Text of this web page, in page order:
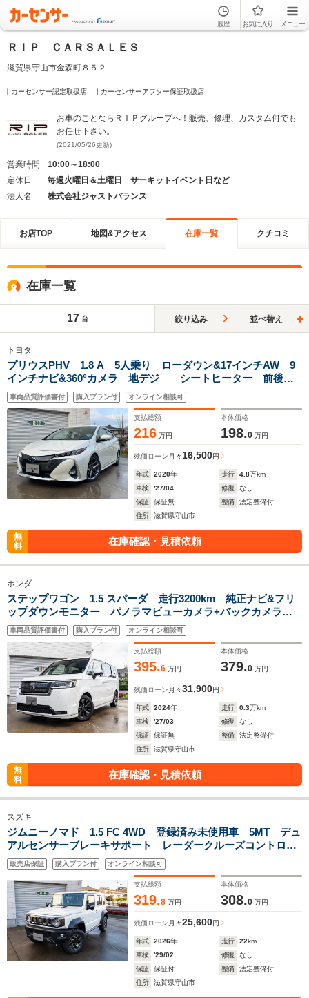
履歴 お気に入り メニュー
ＲＩＰ ＣＡＲＳＡＬＥＳ
滋賀県守山市金森町８５２
カーセンサー認定取扱店 カーセンサーアフター保証取扱店
お車のことならＲＩＰグループへ！販売、修理、カスタム何でも
お任せ下さい。
(2021/05/26更新)
営業時間
10:00～18:00
定休日
毎週火曜日＆土曜日 サーキットイベント日など
法人名
株式会社ジャストバランス
お店TOP 地図&アクセス 在庫一覧 クチコミ
在庫一覧
17 台 絞り込み 並べ替え
トヨタ
プリウスPHV 1.8 A 5人乗り ローダウン&17インチAW 9
インチナビ&360°カメラ 地デジ シートヒーター 前後ド
ラレコ
車両品質評価書付 購入プラン付 オンライン相談可
支払総額
216 万円
本体価格
198.0 万円
残価ローン 月々 16,500円
年式 2020年 走行 4.8万km
車検
'27/04 修復
なし
保証
保証無 整備
法定整備付
住所
滋賀県守山市
無
料
在庫確認・見積依頼
ホンダ
ステップワゴン 1.5 スパーダ 走行3200km 純正ナビ&フリ
ップダウンモニター パノラマビューカメラ+バックカメラ
地デジ&ETC シートヒーター ホンダセンシング 8人乗り仕
様
車両品質評価書付 購入プラン付 オンライン相談可
支払総額
395.6 万円
本体価格
379.0 万円
残価ローン 月々31,900円
年式 2024年 走行 0.3万km
車検
'27/03 修復
なし
保証
保証無 整備
法定整備付
住所
滋賀県守山市
無
料
在庫確認・見積依頼
スズキ
ジムニーノマド 1.5 FC 4WD 登録済み未使用車 5MT デュ
アルセンサーブレーキサポート レーダークルーズコントロー
ル シートヒーター LEDヘッドライト フロアマット
販売店保証 購入プラン付 オンライン相談可
支払総額
319.8 万円
本体価格
308.0 万円
残価ローン 月々25,600円
年式 2026年 走行 22km
車検
'29/02 修復
なし
保証
保証付 整備
法定整備付
住所
滋賀県守山市